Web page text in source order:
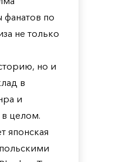
по
не только
но и
в
и
целом.
японская